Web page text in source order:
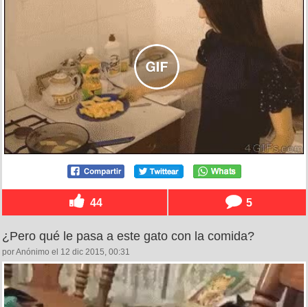
44 5
¿Pero qué le pasa a este gato con la comida?
por Anónimo el 12 dic 2015, 00:31